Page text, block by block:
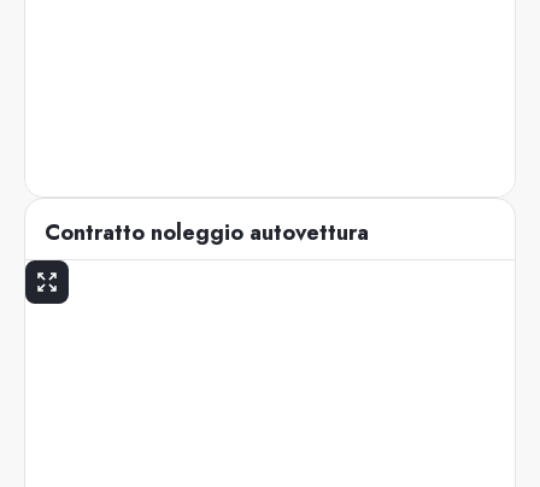
Contratto noleggio autovettura